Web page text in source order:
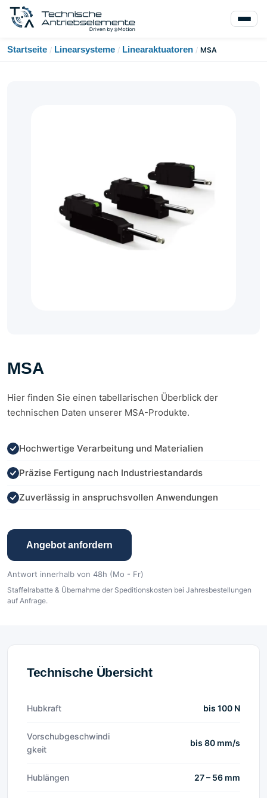
Startseite / Linearsysteme / Linearaktuatoren / MSA
MSA
Hier finden Sie einen tabellarischen Überblick der
technischen Daten unserer MSA-Produkte.
Hochwertige Verarbeitung und Materialien
Präzise Fertigung nach Industriestandards
Zuverlässig in anspruchsvollen Anwendungen
Angebot anfordern
Antwort innerhalb von 48h (Mo - Fr)
Staffelrabatte & Übernahme der Speditionskosten bei Jahresbestellungen
auf Anfrage.
Technische Übersicht
Hubkraft bis 100 N
Vorschubgeschwindi
gkeit
bis 80 mm/s
Hublängen 27 – 56 mm